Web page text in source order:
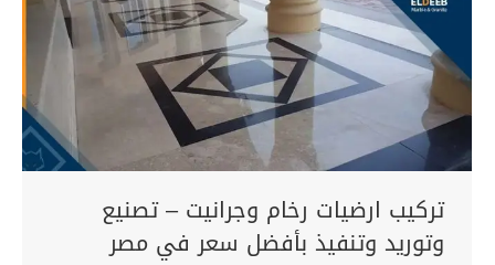
تركيب ارضيات رخام وجرانيت – تصنيع
وتوريد وتنفيذ بأفضل سعر في مصر